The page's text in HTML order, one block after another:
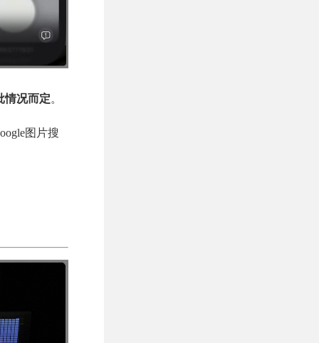
情况而定。
图片搜